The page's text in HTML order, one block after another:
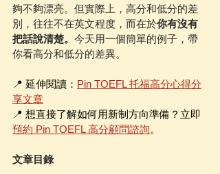
夠不夠漂亮。但實際上，高分和低分的差
別，往往不在英文程度，而在於你有沒有
把話說清楚。 今天用一個簡單的例子，帶
你看高分和低分的差異。
📍 延伸閱讀： Pin TOEFL 托福高分心得分
享文章
📍 想直接了解如何用新制方向準備？立即
預約 Pin TOEFL 高分顧問諮詢。
文章目錄